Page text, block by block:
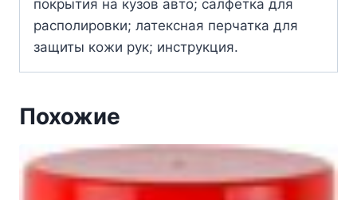
покрытия на кузов авто; салфетка для
располировки; латексная перчатка для
защиты кожи рук; инструкция.
Похожие